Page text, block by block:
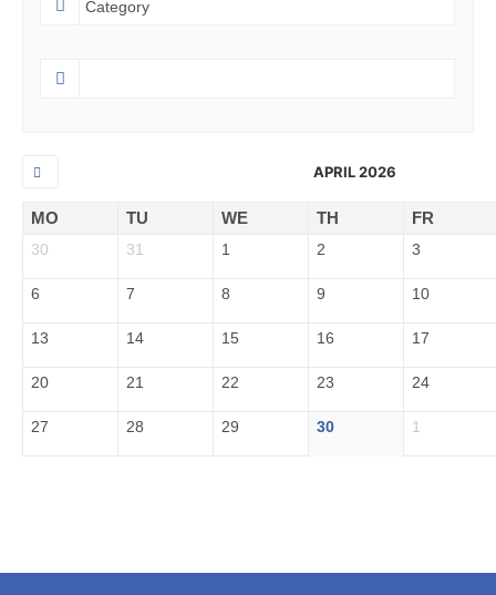
APRIL 2026
MO TU WE TH FR
30 31 1 2 3
6 7 8 9 10
13 14 15 16 17
20 21 22 23 24
27 28 29 30 1